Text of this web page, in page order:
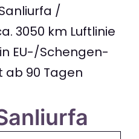
/
3050 km Luftlinie
EU-/Schengen-
ab 90 Tagen